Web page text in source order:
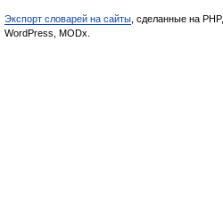
Экспорт словарей на сайты , сделанные на PHP,
WordPress, MODx.